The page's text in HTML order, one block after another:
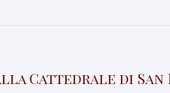
Cattedrale di San